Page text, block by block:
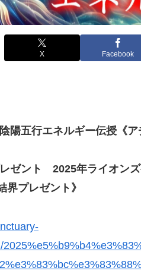
X Facebook
陽五行エネルギー伝授《ア
ゼント 2025年ライオン
界プレゼント》